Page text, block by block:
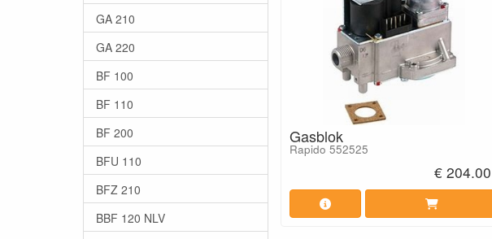
GA 210
GA 220
BF 100
BF 110
BF 200
BFU 110
BFZ 210
BBF 120 NLV
Gasblok
Rapido 552525
€ 204.00